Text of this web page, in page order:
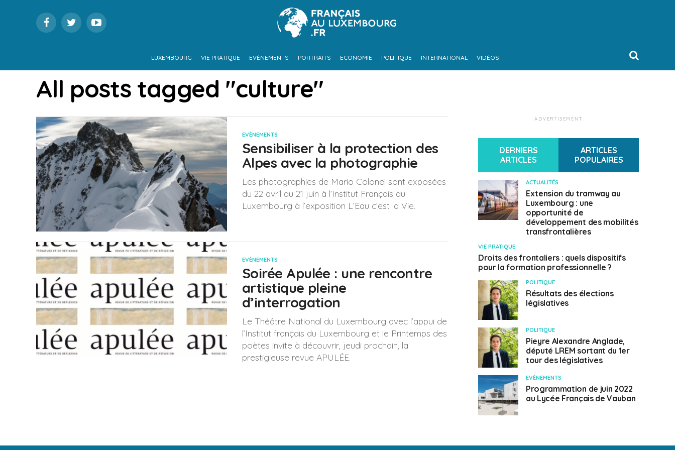
LUXEMBOURG VIE PRATIQUE EVÈNEMENTS PORTRAITS ECONOMIE POLITIQUE INTERNATIONAL VIDÉOS
All posts tagged "culture"
EVÈNEMENTS
Sensibiliser à la protection des
Alpes avec la photographie
Les photographies de Mario Colonel sont exposées
du 22 avril au 21 juin à l’Institut Français du
Luxembourg à l’exposition L’Eau c’est la Vie.
EVÈNEMENTS
Soirée Apulée : une rencontre
artistique pleine
d’interrogation
Le Théâtre National du Luxembourg avec l’appui de
l’Institut français du Luxembourg et le Printemps des
poètes invite à découvrir, jeudi prochain, la
prestigieuse revue APULÉE.
ADVERTISEMENT
DERNIERS
ARTICLES
ARTICLES
POPULAIRES
ACTUALITÉS
Extension du tramway au
Luxembourg : une
opportunité de
développement des mobilités
transfrontalières
VIE PRATIQUE
Droits des frontaliers : quels dispositifs
pour la formation professionnelle ?
POLITIQUE
Résultats des élections
législatives
POLITIQUE
Pieyre Alexandre Anglade,
député LREM sortant du 1er
tour des législatives
EVÈNEMENTS
Programmation de juin 2022
au Lycée Français de Vauban